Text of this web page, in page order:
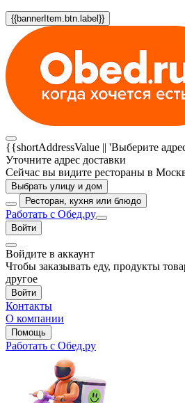
{{bannerItem.btn.label}}
{{shortAddressValue || 'Выберите
Уточните адрес доставки
Сейчас вы видите рестораны в
Выбрать улицу и дом
Ресторан, кухня или блюдо
Работать с Обед.ру
Войти
Войдите в аккаунт
Чтобы заказывать еду, продукты
другое
Войти
Контакты
О компании
Помощь
Работать с Обед.ру